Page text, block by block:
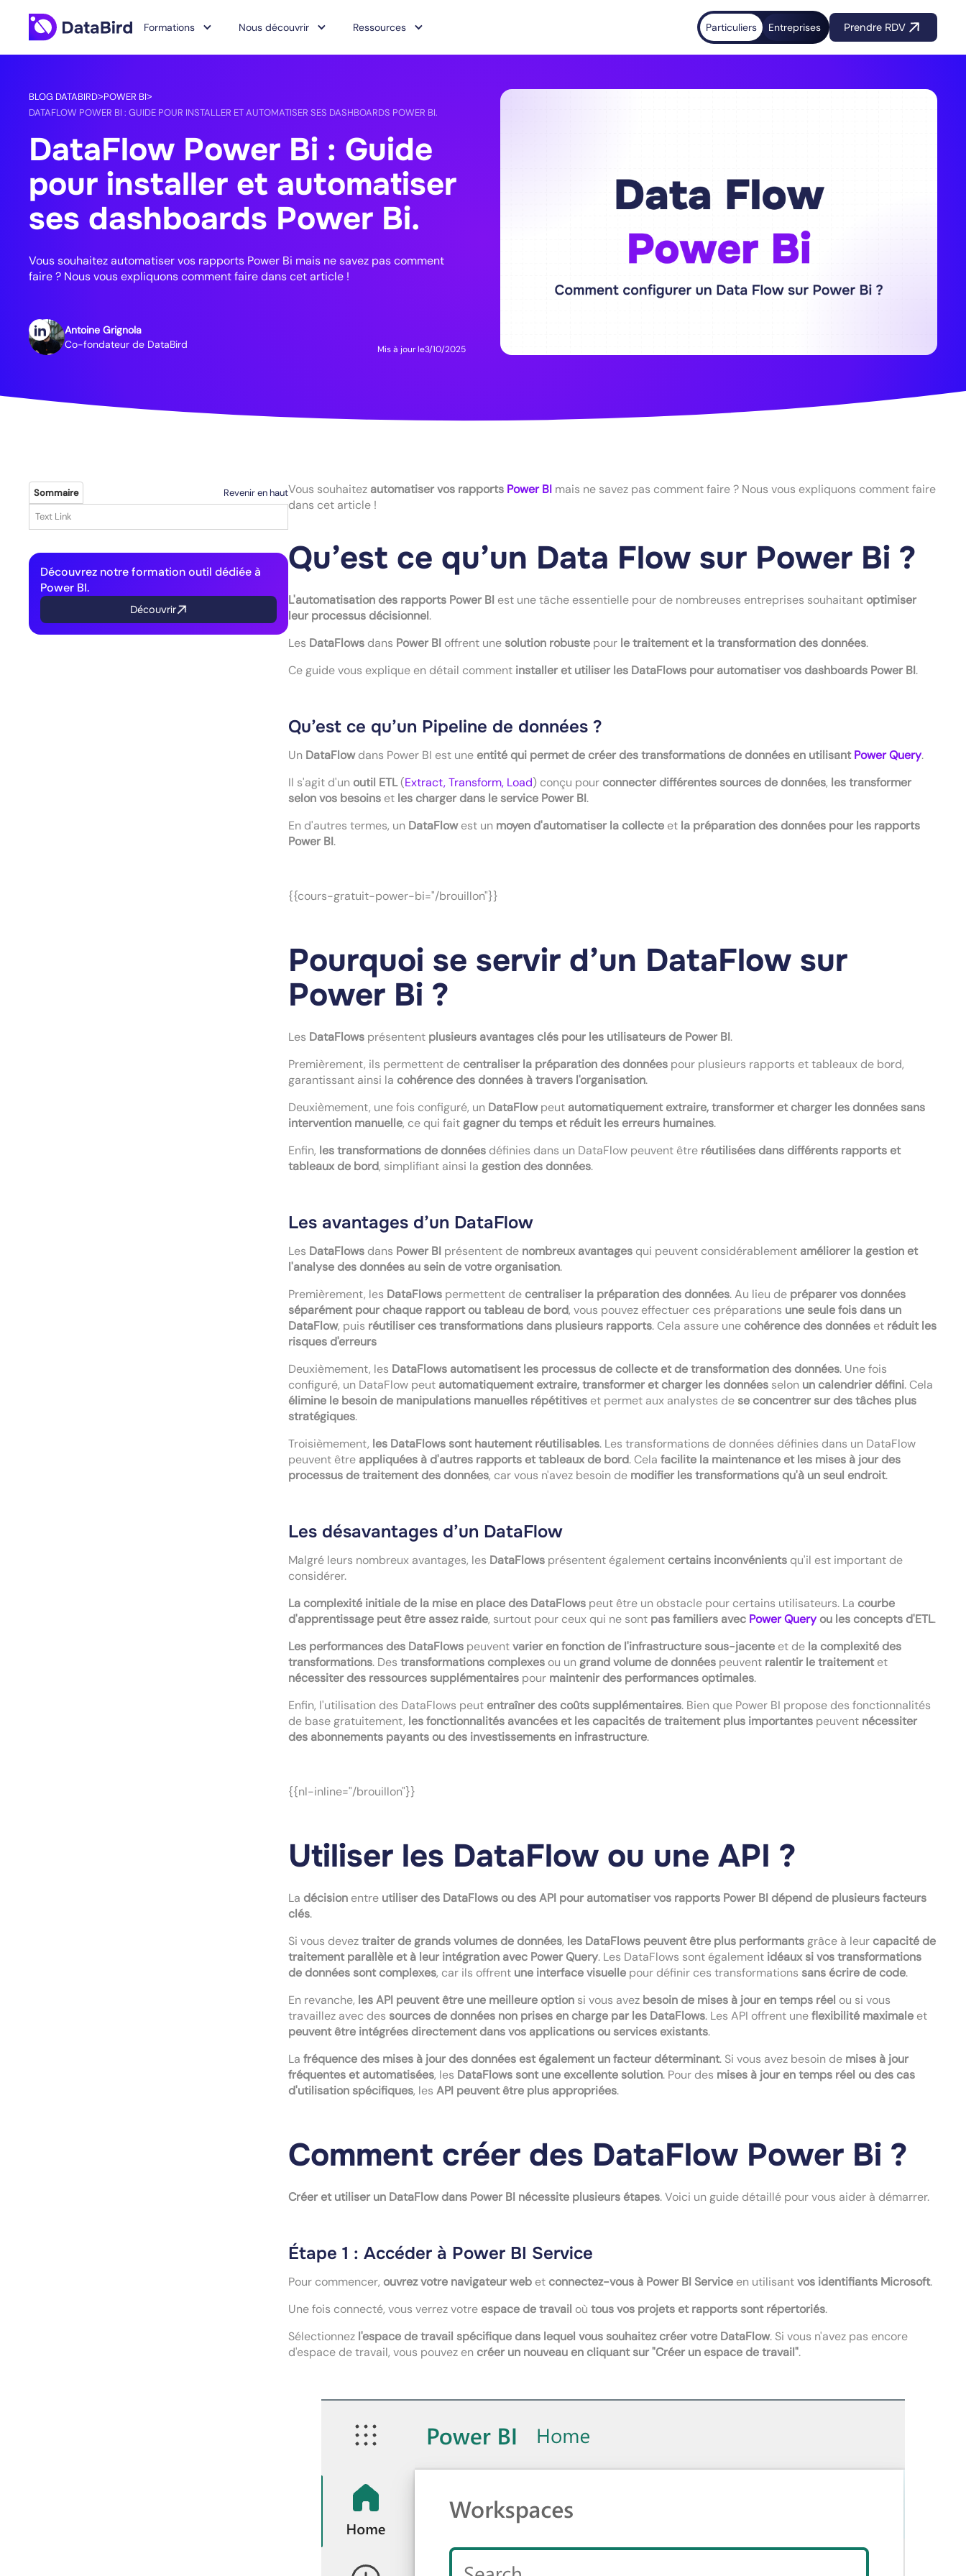
Formations Nous découvrir Ressources Particuliers Entreprises Prendre RDV
BLOG DATABIRD>POWER BI>
DATAFLOW POWER BI : GUIDE POUR INSTALLER ET AUTOMATISER SES DASHBOARDS POWER BI.
DataFlow Power Bi : Guide
pour installer et automatiser
ses dashboards Power Bi.
Vous souhaitez automatiser vos rapports Power Bi mais ne savez pas comment
faire ? Nous vous expliquons comment faire dans cet article !
Antoine Grignola
Co-fondateur de DataBird
Mis à jour le3/10/2025
Sommaire
Revenir en haut
Text Link
Découvrez notre formation outil dédiée à
Power BI.
Découvrir
Vous souhaitez automatiser vos rapports Power BI mais ne savez pas comment faire ? Nous vous expliquons comment faire
dans cet article !
Qu’est ce qu’un Data Flow sur Power Bi ?
L'automatisation des rapports Power BI est une tâche essentielle pour de nombreuses entreprises souhaitant optimiser
leur processus décisionnel.
Les DataFlows dans Power BI offrent unesolution robuste pour le traitement et la transformation des données.
Ce guide vous explique en détail comment installer et utiliser les DataFlows pour automatiser vos dashboards Power BI.
Qu’est ce qu’un Pipeline de données ?
Un DataFlowdans Power BI est une entité qui permet de créer des transformations de données en utilisantPower Query.
Il s'agit d'un outil ETL(Extract, Transform, Load) conçu pour connecter différentes sources de données, les transformer
selon vos besoins et les charger dans le service Power BI.
En d'autres termes, un DataFlowest un moyen d'automatiser la collecte et la préparation des données pour les rapports
Power BI.
{{cours-gratuit-power-bi="/brouillon"}}
Pourquoi se servir d’un DataFlow sur
Power Bi ?
Les DataFlows présentent plusieurs avantages clés pour les utilisateurs de Power BI.
Premièrement, ils permettent de centraliser la préparation des données pour plusieurs rapports et tableaux de bord,
garantissant ainsi la cohérence des données à travers l'organisation.
Deuxièmement, une fois configuré, un DataFlowpeut automatiquement extraire, transformer et charger les données sans
intervention manuelle, ce qui faitgagner du temps et réduit les erreurs humaines.
Enfin, les transformations de données définies dans un DataFlow peuvent être réutilisées dans différents rapports et
tableaux de bord, simplifiant ainsi lagestion des données.
Les avantages d’un DataFlow
Les DataFlows dans Power BI présentent de nombreux avantages qui peuvent considérablement améliorer la gestion et
l'analyse des données au sein de votre organisation.
Premièrement, les DataFlows permettent de centraliser la préparation des données. Au lieu de préparer vos données
séparément pour chaque rapport ou tableau de bord, vous pouvez effectuer ces préparations une seule fois dans un
DataFlow, puis réutiliser ces transformations dans plusieurs rapports. Cela assure une cohérence des données et réduit les
risques d'erreurs
Deuxièmement, les DataFlows automatisent les processus de collecte et de transformation des données. Une fois
configuré, un DataFlow peut automatiquement extraire, transformer et charger les données selon un calendrier défini. Cela
élimine le besoin de manipulations manuelles répétitives et permet aux analystes dese concentrer sur des tâches plus
stratégiques.
Troisièmement, les DataFlows sont hautement réutilisables. Les transformations de données définies dans un DataFlow
peuvent être appliquées à d'autres rapports et tableaux de bord. Celafacilite la maintenance et les mises à jour des
processus de traitement des données, car vous n'avez besoin de modifier les transformations qu'à un seul endroit.
Les désavantages d’un DataFlow
Malgré leurs nombreux avantages, les DataFlows présentent également certains inconvénients qu'il est important de
considérer.
La complexité initiale de la mise en place des DataFlows peut être un obstacle pour certains utilisateurs. La courbe
d'apprentissage peut être assez raide, surtout pour ceux qui ne sont pas familiers avec Power Queryou les concepts d'ETL.
Les performances des DataFlows peuventvarier en fonction de l'infrastructure sous-jacente et de la complexité des
transformations. Des transformations complexes ou ungrand volume de données peuvent ralentir le traitementet
nécessiter des ressources supplémentaires pour maintenir des performances optimales.
Enfin, l'utilisation des DataFlows peut entraîner des coûts supplémentaires. Bien que Power BI propose des fonctionnalités
de base gratuitement, les fonctionnalités avancées et les capacités de traitement plus importantes peuvent nécessiter
des abonnements payants ou des investissements en infrastructure.
{{nl-inline="/brouillon"}}
Utiliser les DataFlow ou une API ?
La décision entre utiliser des DataFlows ou des API pour automatiser vos rapports Power BI dépend de plusieurs facteurs
clés.
Si vous deveztraiter de grands volumes de données, les DataFlows peuvent être plus performantsgrâce à leur capacité de
traitement parallèle et à leur intégration avec Power Query. Les DataFlows sont également idéaux si vos transformations
de données sont complexes, car ils offrent une interface visuelle pour définir ces transformations sans écrire de code.
En revanche, les API peuvent être une meilleure option si vous avez besoin de mises à jour en temps réel ou si vous
travaillez avec dessources de données non prises en charge par les DataFlows. Les API offrent uneflexibilité maximale et
peuvent être intégrées directement dans vos applications ou services existants.
Lafréquence des mises à jour des données est également un facteur déterminant. Si vous avez besoin de mises à jour
fréquentes et automatisées, les DataFlows sont une excellente solution. Pour des mises à jour en temps réel ou des cas
d'utilisation spécifiques, lesAPI peuvent être plus appropriées.
Comment créer des DataFlow Power Bi ?
Créer et utiliser un DataFlow dans Power BI nécessite plusieurs étapes. Voici un guide détaillé pour vous aider à démarrer.
Étape 1 : Accéder à Power BI Service
Pour commencer, ouvrez votre navigateur web et connectez-vous à Power BI Service en utilisantvos identifiants Microsoft.
Une fois connecté, vous verrez votre espace de travail oùtous vos projets et rapports sont répertoriés.
Sélectionnez l'espace de travail spécifique dans lequel vous souhaitez créer votre DataFlow. Si vous n'avez pas encore
d'espace de travail, vous pouvez en créer un nouveau en cliquant sur "Créer un espace de travail".